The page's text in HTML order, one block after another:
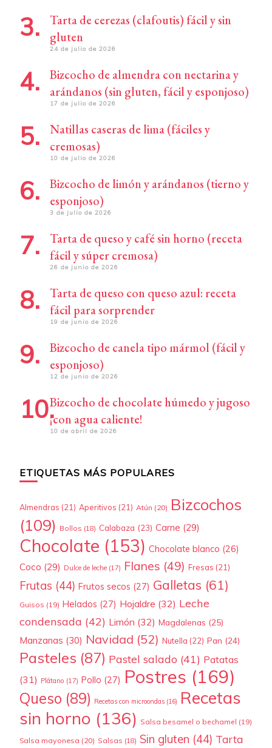
Tarta de cerezas (clafoutis) fácil y sin
gluten
24 de julio de 2026
Bizcocho de almendra con nectarina y
arándanos (sin gluten, fácil y esponjoso)
17 de julio de 2026
Natillas caseras de lima (fáciles y
cremosas)
10 de julio de 2026
Bizcocho de limón y arándanos (tierno y
esponjoso)
3 de julio de 2026
Tarta de queso y café sin horno (receta
fácil y súper cremosa)
26 de junio de 2026
Tarta de queso con queso azul: receta
fácil para sorprender
19 de junio de 2026
Bizcocho de canela tipo mármol (fácil y
esponjoso)
12 de junio de 2026
Bizcocho de chocolate húmedo y jugoso
¡con agua caliente!
10 de abril de 2026
ETIQUETAS MÁS POPULARES
Almendras (21) Aperitivos (21) Atún (20) Bizcochos
(109) Bollos (18) Calabaza (23) Carne (29)
Chocolate (153) Chocolate blanco (26)
Coco (29) Dulce de leche (17) Flanes (49) Fresas (21)
Frutas (44) Frutos secos (27) Galletas (61)
Guisos (19) Helados (27) Hojaldre (32) Leche
condensada (42) Limón (32) Magdalenas (25)
Manzanas (30) Navidad (52) Nutella (22) Pan (24)
Pasteles (87) Pastel salado (41) Patatas
(31) Plátano (17) Pollo (27) Postres (169)
Queso (89) Recetas con microondas (16) Recetas
sin horno (136) Salsa besamel o bechamel (19)
Salsa mayonesa (20) Salsas (18) Sin gluten (44) Tarta